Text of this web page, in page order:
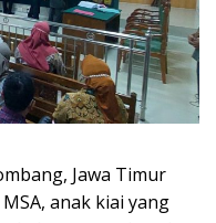
Jawa Timur
anak kiai yang